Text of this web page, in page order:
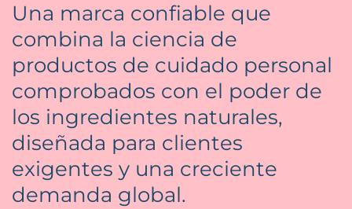
Una marca confiable que
combina la ciencia de
productos de cuidado personal
comprobados con el poder de
los ingredientes naturales,
diseñada para clientes
exigentes y una creciente
demanda global.